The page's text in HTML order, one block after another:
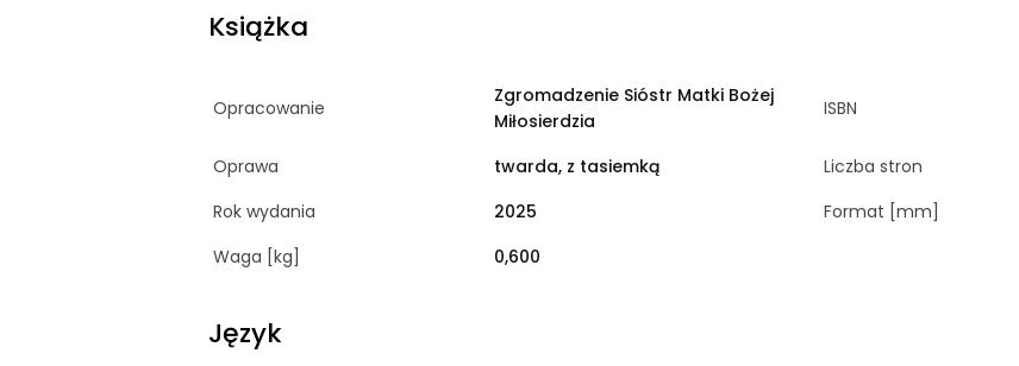
Książka
Opracowanie
Zgromadzenie Sióstr Matki Bożej
Miłosierdzia
ISBN
Oprawa twarda, z tasiemką Liczba stron
Rok wydania
2025 Format [mm]
Waga [kg]
0,600
Język